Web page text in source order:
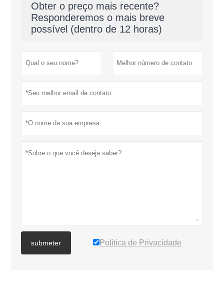
Obter o preço mais recente?
Responderemos o mais breve
possível (dentro de 12 horas)
submeter Política de Privacidade